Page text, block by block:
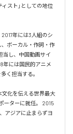
スト」としての地位
年には3人組のシ
ボーカル・作詞・作
当し、中国動画サイ
年には国民的アニメ
く担当する。
化を伝える世界最大
ーターに就任。 2015
アジアに止まらずヨ